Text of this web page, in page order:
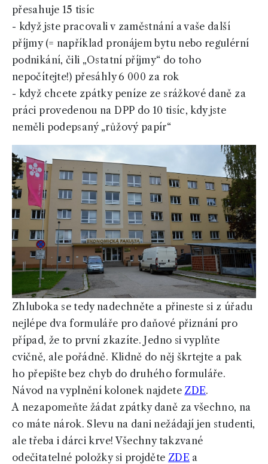
přesahuje 15 tisíc
- když jste pracovali v zaměstnání a vaše další
příjmy (= například pronájem bytu nebo regulérní
podnikání, čili „Ostatní příjmy“ do toho
nepočítejte!) přesáhly 6 000 za rok
- když chcete zpátky peníze ze srážkové daně za
práci provedenou na DPP do 10 tisíc, kdy jste
neměli podepsaný „růžový papír“
Zhluboka se tedy nadechněte a přineste si z úřadu
nejlépe dva formuláře pro daňové přiznání pro
případ, že to první zkazíte. Jedno si vyplňte
cvičně, ale pořádně. Klidně do něj škrtejte a pak
ho přepište bez chyb do druhého formuláře.
Návod na vyplnění kolonek najdete ZDE.
A nezapomeňte žádat zpátky daně za všechno, na
co máte nárok. Slevu na dani nežádají jen studenti,
ale třeba i dárci krve! Všechny takzvané
odečitatelné položky si projděte ZDE a